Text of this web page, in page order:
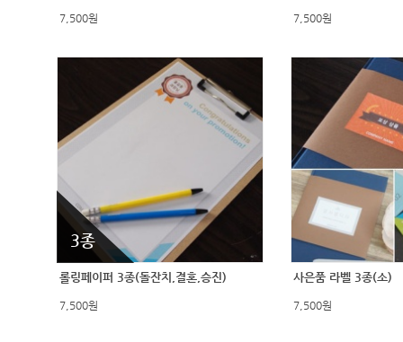
7,500원 7,500원
3종
롤링페이퍼 3종(돌잔치,결혼,승진)
7,500원
사은품 라벨 3종(소)
7,500원